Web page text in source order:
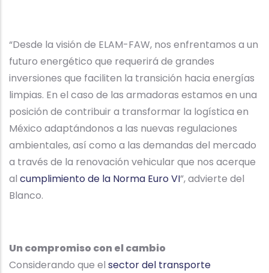
“Desde la visión de ELAM-FAW, nos enfrentamos a un
futuro energético que requerirá de grandes
inversiones que faciliten la transición hacia energías
limpias. En el caso de las armadoras estamos en una
posición de contribuir a transformar la logística en
México adaptándonos a las nuevas regulaciones
ambientales, así como a las demandas del mercado
a través de la renovación vehicular que nos acerque
al cumplimiento de la Norma Euro VI”, advierte del
Blanco.
Un compromiso con el cambio
Considerando que el sector del transporte